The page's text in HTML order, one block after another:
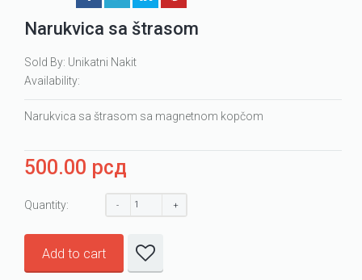
Narukvica sa štrasom
Sold By: Unikatni Nakit
Availability:
Narukvica sa štrasom sa magnetnom kopčom
500.00 рсд
Quantity:
Add to cart